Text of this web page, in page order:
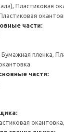
Пластиковая
части:
пленка,
части: